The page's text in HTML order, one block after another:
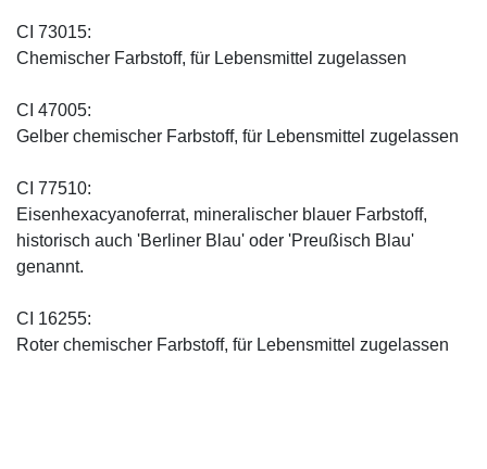
CI 73015:
Chemischer Farbstoff, für Lebensmittel zugelassen
CI 47005:
Gelber chemischer Farbstoff, für Lebensmittel zugelassen
CI 77510:
Eisenhexacyanoferrat, mineralischer blauer Farbstoff,
historisch auch 'Berliner Blau' oder 'Preußisch Blau'
genannt.
CI 16255:
Roter chemischer Farbstoff, für Lebensmittel zugelassen